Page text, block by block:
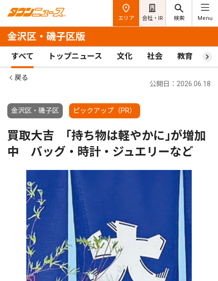
エリア 会社・IR 検索 Menu
金沢区・磯子区版
すべて トップニュース 文化 社会 教育 ス
戻る
金沢区・磯子区 ピックアップ（PR）
公開日：2026.06.18
買取大吉 ｢持ち物は軽やかに｣が増加
中 バッグ・時計・ジュエリーなど